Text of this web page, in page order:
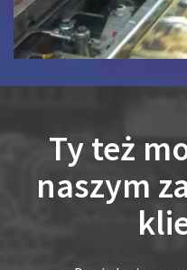
Ty też
naszym